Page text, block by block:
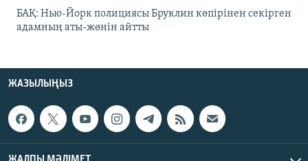
БАҚ: Нью-Йорк полициясы Бруклин көпірінен секірген
адамның аты-жөнін айтты
ЖАЗЫЛЫҢЫЗ